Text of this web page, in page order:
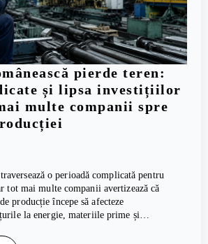
pierde teren:
și lipsa investițiilor
multe companii spre
o perioadă complicată pentru
tot mai multe companii avertizează că
producție începe să afecteze
la energie, materiile prime și…